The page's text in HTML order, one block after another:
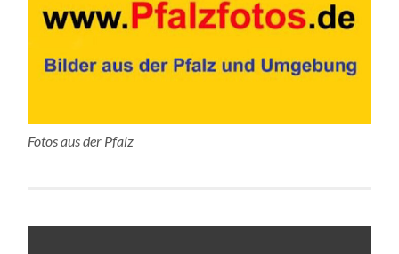
Fotos aus der Pfalz